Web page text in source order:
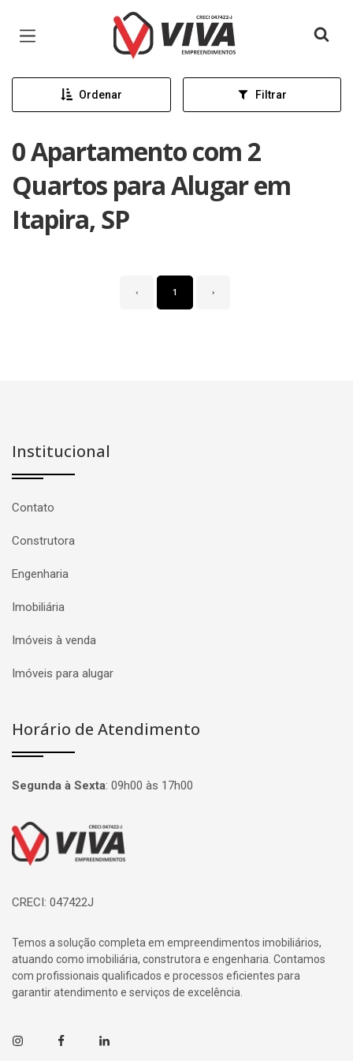
Página inicial
Ordenar Filtrar
0 Apartamento com 2
Quartos para Alugar em
Itapira, SP
‹ 1 ›
Institucional
Contato
Construtora
Engenharia
Imobiliária
Imóveis à venda
Imóveis para alugar
Horário de Atendimento
Segunda à Sexta: 09h00 às 17h00
Página inicial
CRECI: 047422J
Temos a solução completa em empreendimentos imobiliários,
atuando como imobiliária, construtora e engenharia. Contamos
com profissionais qualificados e processos eficientes para
garantir atendimento e serviços de excelência.
InstagramFacebookLinkedin